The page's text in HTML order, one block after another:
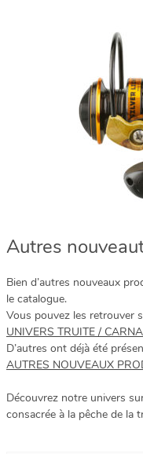
Autres
Bien d’autres nouveaux
le catalogue.
Vous pouvez les retrouver
UNIVERS TRUITE /
D’autres ont déjà été
AUTRES NOUVEAUX
Découvrez notre univers
consacrée à la pêche de la